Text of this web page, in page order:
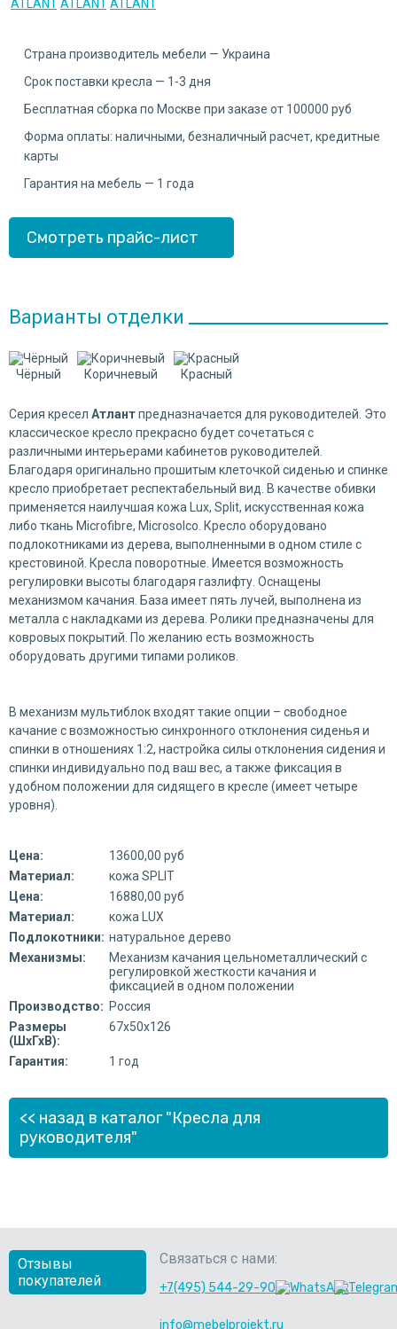
Смотреть прайс-лист
Страна производитель мебели — Украина
Срок поставки кресла — 1-3 дня
Бесплатная сборка по Москве при заказе от 100000 руб
Форма оплаты: наличными, безналичный расчет, кредитные
карты
Гарантия на мебель — 1 года
Варианты отделки
Чёрный Коричневый Красный
Серия кресел Атлантпредназначается для руководителей. Это
классическое кресло прекрасно будет сочетаться с
различными интерьерами кабинетов руководителей.
Благодаря оригинально прошитым клеточкой сиденью и спинке
кресло приобретает респектабельный вид. В качестве обивки
применяется наилучшая кожа Lux, Split, искусственная кожа
либо ткань Microfibre, Microsolco. Кресло оборудовано
подлокотниками из дерева, выполненными в одном стиле с
крестовиной. Кресла поворотные. Имеется возможность
регулировки высоты благодаря газлифту. Оснащены
механизмом качания. База имеет пять лучей, выполнена из
металла с накладками из дерева. Ролики предназначены для
ковровых покрытий. По желанию есть возможность
оборудовать другими типами роликов.
В механизм мультиблок входят такие опции – свободное
качание с возможностью синхронного отклонения сиденья и
спинки в отношениях 1:2, настройка силы отклонения сидения и
спинки индивидуально под ваш вес, а также фиксация в
удобном положении для сидящего в кресле (имеет четыре
уровня).
Цена:
13600,00 руб
Материал:
кожа SPLIT
Цена:
16880,00 руб
Материал:
кожа LUX
Подлокотники: натуральное дерево
Механизмы:
Механизм качания цельнометаллический с
регулировкой жесткости качания и
фиксацией в одном положении
Производство: Россия
Размеры
(ШхГхВ):
67х50х126
Гарантия: 1 год
<< назад в каталог "Кресла для
руководителя"
Отзывы
покупателей
Связаться с нами:
+7(495) 544-29-90
info@mebelprojekt.ru